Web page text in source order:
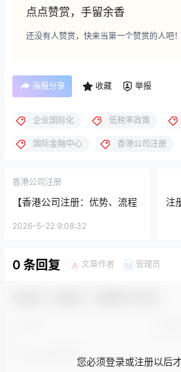
点点赞赏，手留余香
还没有人赞赏，快来当第一个赞赏的人吧！
海报分享 收藏 举报
企业国际化 低税率政策
国际金融中心 香港公司注册
香港公司注册
【香港公司注册：优势、流程
与实用建议】
2026-5-22 9:08:32
注
0 条回复 A 文章作者 M 管理员
您必须登录或注册以后